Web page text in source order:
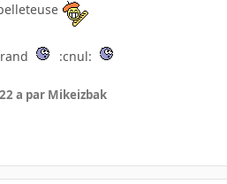
:cnul:
a par Mikeizbak